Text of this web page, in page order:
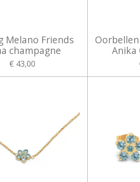
Melano Friends
champagne
€ 43,00
Anika